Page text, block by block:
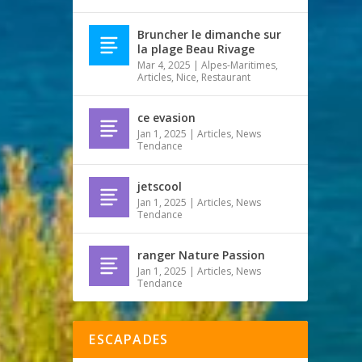
Bruncher le dimanche sur
la plage Beau Rivage
Mar 4, 2025 |Alpes-Maritimes,
Articles, Nice, Restaurant
ce evasion
Jan 1, 2025 |Articles, News
Tendance
jetscool
Jan 1, 2025 |Articles, News
Tendance
ranger Nature Passion
Jan 1, 2025 |Articles, News
Tendance
ESCAPADES